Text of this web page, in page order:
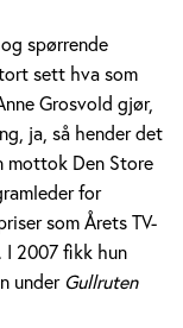
spørrende
sett hva som
Grosvold gjør,
ja, så hender det
mottok Den Store
for
som Årets TV-
I 2007 fikk hun
under Gullruten